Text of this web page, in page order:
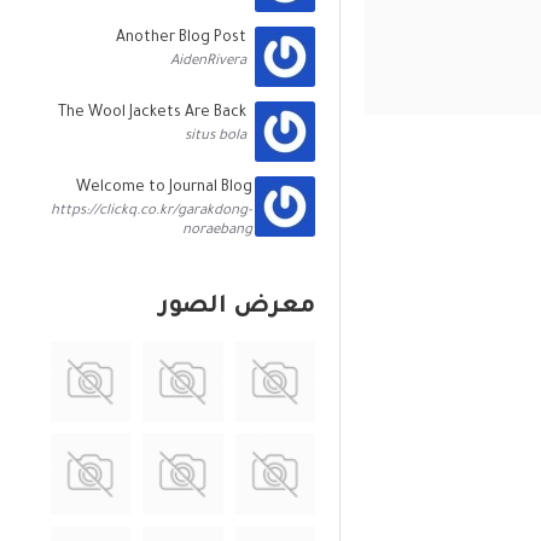
Another Blog Post
AidenRivera
The Wool Jackets Are Back
situs bola
Welcome to Journal Blog
https://clickq.co.kr/garakdong-
noraebang
معرض الصور